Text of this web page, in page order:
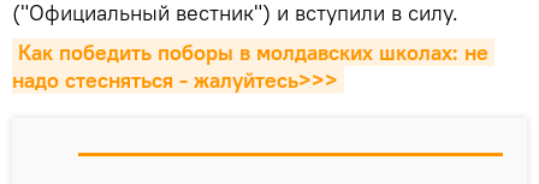
("Официальный вестник") и вступили в силу.
Как победить поборы в молдавских школах: не
надо стесняться - жалуйтесь>>>